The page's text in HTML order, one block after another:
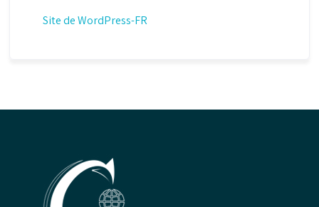
Site de WordPress-FR